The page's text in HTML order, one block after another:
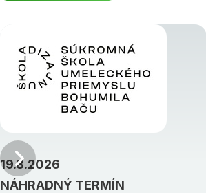
NÁHRADNÝ TERMÍN
19.8.2026Predchádzajúci